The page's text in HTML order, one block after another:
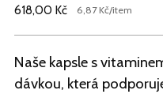
Běžná
618,00 KčJednotková
6,87 Kč/za
item
Naše kapsle s
dávkou, která